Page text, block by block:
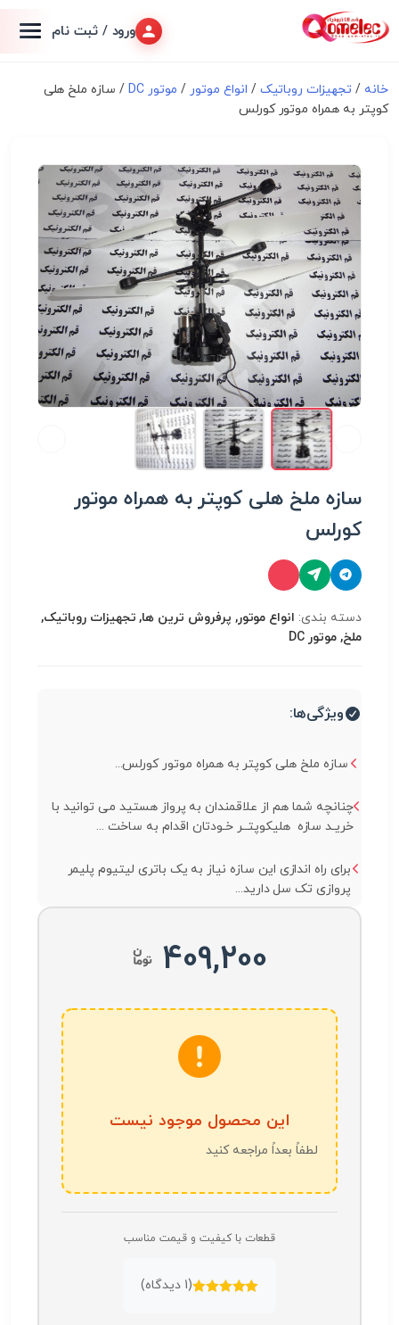
ورود / ثبت نام
خانه /تجهیزات روباتیک / انواع موتور / موتور DC
/ سازه ملخ هلی
کوپتر به همراه موتور کورلس
سازه ملخ هلی کوپتر به همراه موتور
کورلس
دسته بندی: انواع موتور, پرفروش ترین ها, تجهیزات روباتیک,
ملخ, موتور DC
ویژگی‌ها:
سازه ملخ هلی کوپتر به همراه موتور کورلس...
چنانچه شما هم از علاقمندان به پرواز هستید می توانید با
خریـد سازه هلیکوپتــر خـودتان اقدام به ساخت ...
برای راه اندازی این سازه نیاز به یک باتری لیتیوم پلیمر
پروازی تک سل دارید...
409,200
این محصول موجود نیست
لطفاً بعداً مراجعه کنید
قطعات با کیفیت و قیمت مناسب
(
1 دیدگاه)